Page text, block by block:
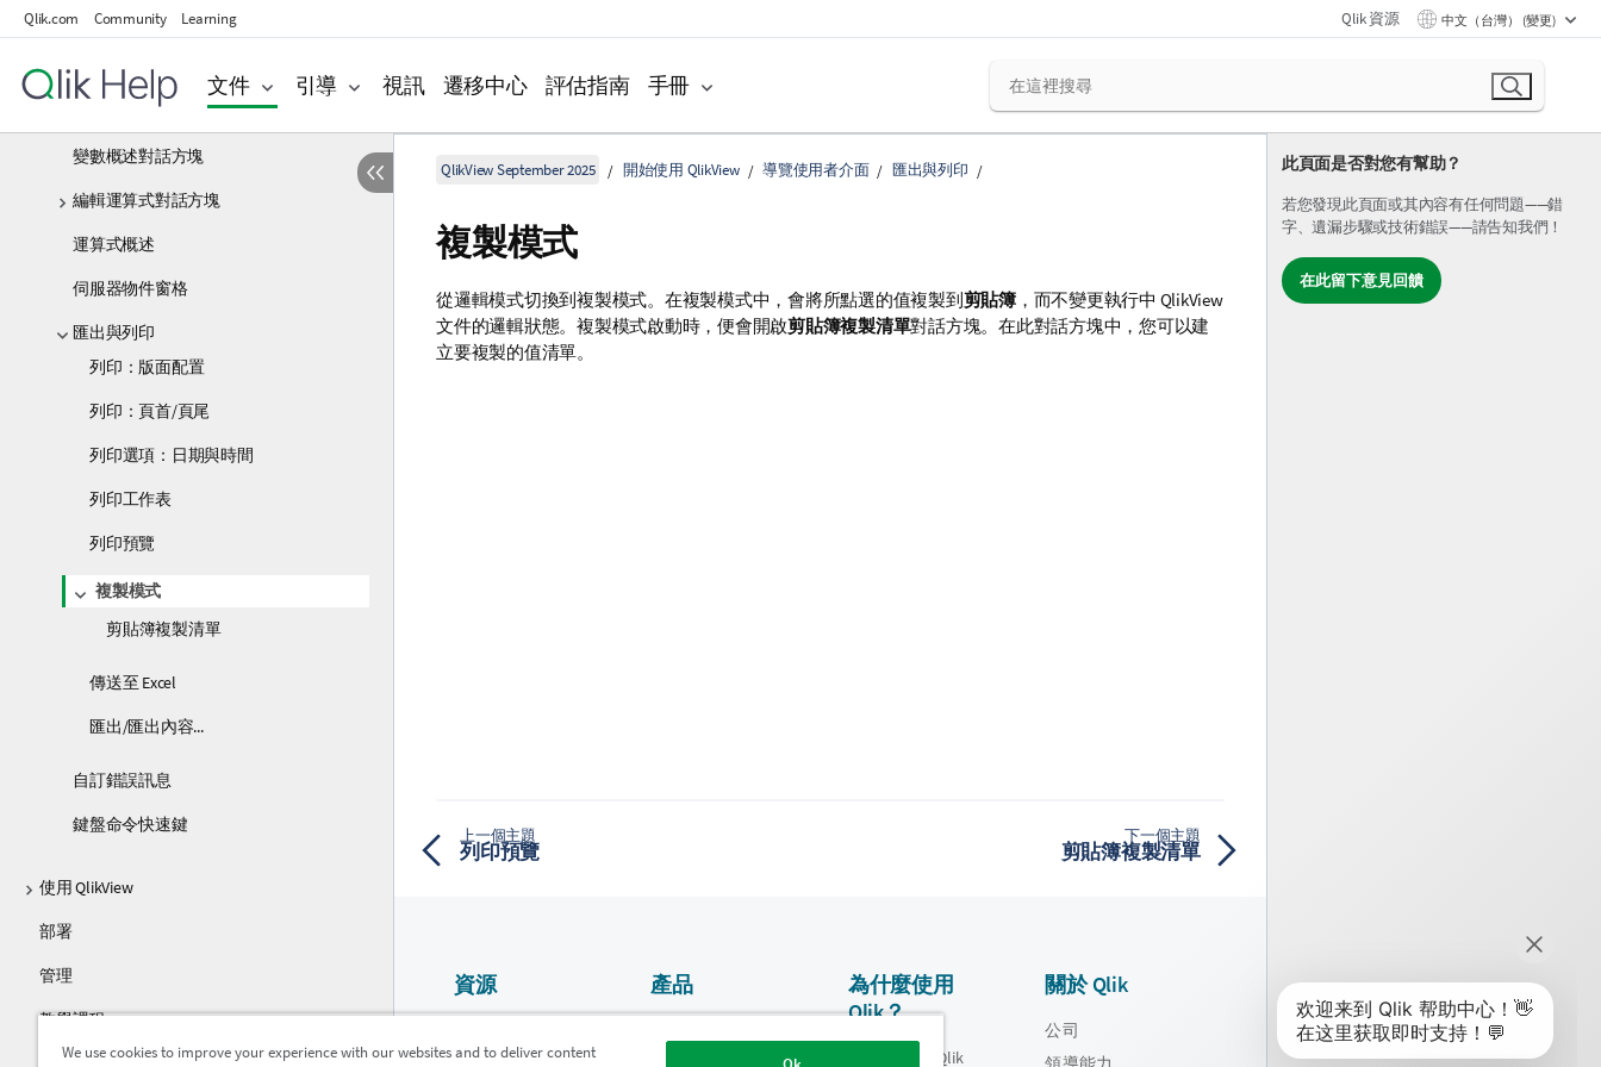
Qlik.com Community Learning Qlik 資源 中文（台灣） (變更)
文件 引導 視訊 遷移中心 評估指南 手冊
使用者喜好設定：一般
工具列和狀態列
編輯指令碼對話方塊
變數概述對話方塊
編輯運算式對話方塊
運算式概述
伺服器物件窗格
匯出與列印
列印：版面配置
列印：頁首/頁尾
列印選項：日期與時間
列印工作表
列印預覽
複製模式
剪貼簿複製清單
傳送至 Excel
匯出/匯出內容...
自訂錯誤訊息
鍵盤命令快速鍵
使用 QlikView
部署
管理
教學課程
此頁面是否對您有幫助？
若您發現此頁面或其內容有任何問題——錯
字、遺漏步驟或技術錯誤——請告知我們！
在此留下意見回饋
QlikView September 2025 開始使用 QlikView 導覽使用者介面 匯出與列印
複製模式
從邏輯模式切換到複製模式。在複製模式中，會將所點選的值複製到剪貼簿，而不變更執行中 QlikView
文件的邏輯狀態。複製模式啟動時，便會開啟剪貼簿複製清單對話方塊。在此對話方塊中，您可以建
立要複製的值清單。
上一個主題
列印預覽
下一個主題
剪貼簿複製清單
資源 產品
為什麼使用
Qlik？
為什麼使用 Qlik
關於 Qlik
公司
We use cookies to improve your experience with our websites and to deliver content